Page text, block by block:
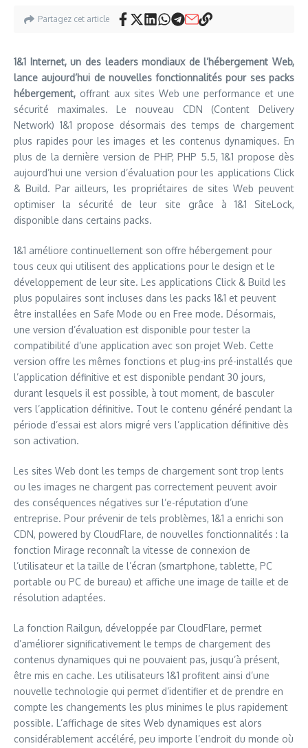
Partagez cet article
1&1 Internet, un des leaders mondiaux de l’hébergement Web,
lance aujourd’hui de nouvelles fonctionnalités pour ses packs
hébergement, offrant aux sites Web une performance et une
sécurité maximales. Le nouveau CDN (Content Delivery
Network) 1&1 propose désormais des temps de chargement
plus rapides pour les images et les contenus dynamiques. En
plus de la dernière version de PHP, PHP 5.5, 1&1 propose dès
aujourd’hui une version d’évaluation pour les applications Click
& Build. Par ailleurs, les propriétaires de sites Web peuvent
optimiser la sécurité de leur site grâce à 1&1 SiteLock,
disponible dans certains packs.
1&1 améliore continuellement son offre hébergement pour
tous ceux qui utilisent des applications pour le design et le
développement de leur site. Les applications Click & Build les
plus populaires sont incluses dans les packs 1&1 et peuvent
être installées en Safe Mode ou en Free mode. Désormais,
une version d’évaluation est disponible pour tester la
compatibilité d’une application avec son projet Web. Cette
version offre les mêmes fonctions et plug-ins pré-installés que
l’application définitive et est disponible pendant 30 jours,
durant lesquels il est possible, à tout moment, de basculer
vers l’application définitive. Tout le contenu généré pendant la
période d’essai est alors migré vers l’application définitive dès
son activation.
Les sites Web dont les temps de chargement sont trop lents
ou les images ne chargent pas correctement peuvent avoir
des conséquences négatives sur l’e-réputation d’une
entreprise. Pour prévenir de tels problèmes, 1&1 a enrichi son
CDN, powered by CloudFlare, de nouvelles fonctionnalités : la
fonction Mirage reconnaît la vitesse de connexion de
l’utilisateur et la taille de l’écran (smartphone, tablette, PC
portable ou PC de bureau) et affiche une image de taille et de
résolution adaptées.
La fonction Railgun, développée par CloudFlare, permet
d’améliorer significativement le temps de chargement des
contenus dynamiques qui ne pouvaient pas, jusqu’à présent,
être mis en cache. Les utilisateurs 1&1 profitent ainsi d’une
nouvelle technologie qui permet d’identifier et de prendre en
compte les changements les plus minimes le plus rapidement
possible. L’affichage de sites Web dynamiques est alors
considérablement accéléré, peu importe l’endroit du monde où